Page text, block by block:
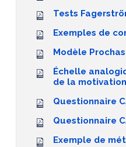
Tests
Exemples de
Modèle
Échelle
de la motivation
Questionnaire
Questionnaire
Exemple de